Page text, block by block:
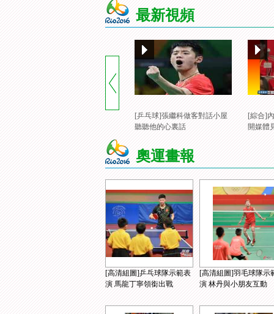
最新視頻
[乒乓球]張繼科做客對話小屋
聽聽他的心裏話
[綜合]
開媒體
奧運畫報
[高清組圖]乒乓球隊示範表
演 馬龍丁寧領銜出戰
[高清組圖]羽毛球隊示
演 林丹與小朋友互動